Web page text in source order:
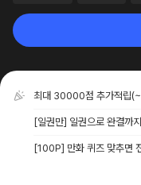
최대 30000점 추가적립
[일권만] 일권으로 완결까
[100P] 만화 퀴즈 맞추면